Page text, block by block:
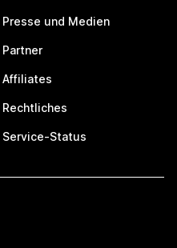
Presse und Medien
Partner
Affiliates
Rechtliches
Service-Status